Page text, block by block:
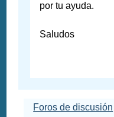
por tu ayuda.
Saludos
Foros de discusión